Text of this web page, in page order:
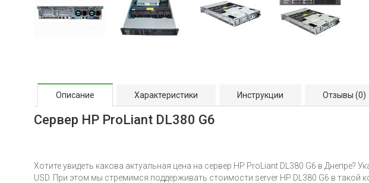
Описание Характеристики Инструкции Отзывы (0)
Сервер HP ProLiant DL380 G6
Хотите увидеть какова актуальная цена на сервер HP ProLiant DL380 G6 в
USD. При этом мы стремимся поддерживать стоимости server HP DL380 G6 в